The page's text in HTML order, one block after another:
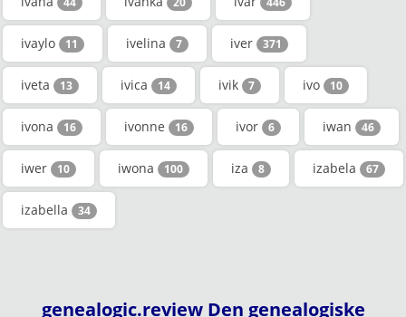
ivaylo 11 ivelina 7 iver 371
iveta 13 ivica 14 ivik 7 ivo 10
ivona 16 ivonne 16 ivor 6 iwan 46
iwer 10 iwona 100 iza 8 izabela 67
izabella 34
genealogic.review Den genealogiske